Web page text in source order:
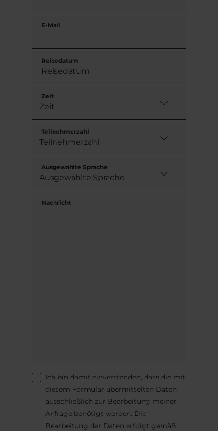
E-Mail
Reisedatum
Zeit
Teilnehmerzahl
Ausgewählte Sprache
Nachricht
Ich bin damit einverstanden, dass die mit
diesem Formular übermittelten Daten
ausschließlich zur Bearbeitung meiner
Anfrage benötigt werden. Die
Bearbeitung der Daten erfolgt gemäß